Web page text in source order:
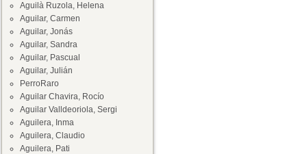
Aguilà Ruzola, Helena
Aguilar, Carmen
Aguilar, Jonás
Aguilar, Sandra
Aguilar, Pascual
Aguilar, Julián
PerroRaro
Aguilar Chavira, Rocío
Aguilar Valldeoriola, Sergi
Aguilera, Inma
Aguilera, Claudio
Aguilera, Pati